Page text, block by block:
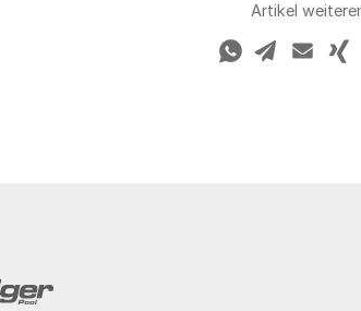
Artikel